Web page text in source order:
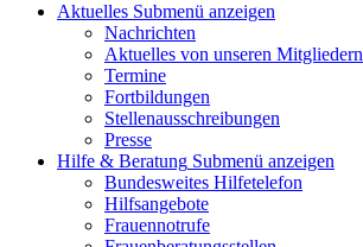
Aktuelles Submenü anzeigen
Nachrichten
Aktuelles von unseren Mitgliedern
Termine
Fortbildungen
Stellenausschreibungen
Presse
Hilfe & Beratung Submenü anzeigen
Bundesweites Hilfetelefon
Hilfsangebote
Frauennotrufe